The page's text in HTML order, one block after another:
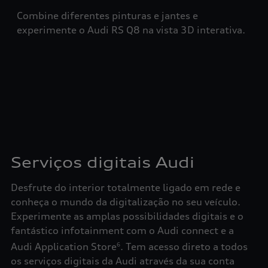
Combine diferentes pinturas e jantes e
experimente o Audi RS Q8 na vista 3D interativa.
Serviços digitais Audi
Desfrute do interior totalmente ligado em rede e
conheça o mundo da digitalização no seu veículo.
Experimente as amplas possibilidades digitais e o
fantástico infotainment com o Audi connect e a
Audi Application Store6. Tem acesso direto a todos
os serviços digitais da Audi através da sua conta